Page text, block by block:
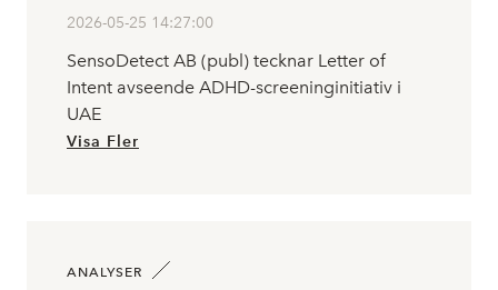
2026-05-25 14:27:00
SensoDetect AB (publ) tecknar Letter of
Intent avseende ADHD-screeninginitiativ i
UAE
Visa Fler
ANALYSER